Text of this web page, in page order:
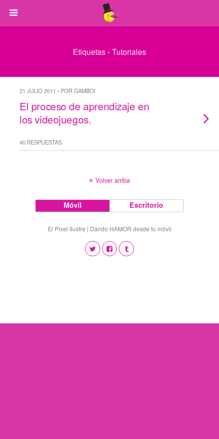
Etiquetas › Tutoriales
21 JULIO 2011 • POR GAMBOI
El proceso de aprendizaje en
los videojuegos.
40 RESPUESTAS
Volver arriba
Móvil Escritorio
El Pixel Ilustre | Dando HAMOR desde tu móvil